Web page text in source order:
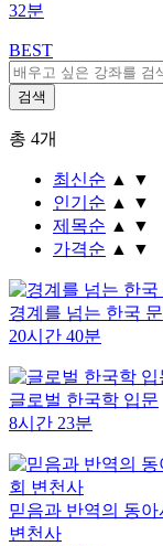
32분
BEST
총 4개
최신순 ▲
▼
인기순 ▲
▼
제목순 ▲
▼
가격순 ▲ ▼
경계를 넘는 한국
20시간 40분
글로벌 한국학 입문
8시간 23분
믿음과 반역의 동아
변천사